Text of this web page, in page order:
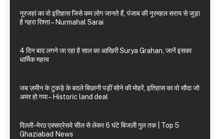
नूरजहां का वो इतिहास जिसे कम लोग जानते हैं, पंजाब की नूरमहल सराय से जुड़ा
है गहरा रिश्ता – Nurmahal Sarai
4 दिन बाद लगने जा रहा है साल का आखिरी Surya Grahan, जानें इसका
धार्मिक महत्व
जब ज़मीन के टुकड़े के बदले बिछानी पड़ीं सोने की मोहरें, इतिहास का वो सौदा जो
अमर हो गया – Historic land deal
दिल्ली-मेरठ एक्सप्रेसवे सील से लेकर 6 घंटे बिजली गुल तक | Top 5
Ghaziabad News